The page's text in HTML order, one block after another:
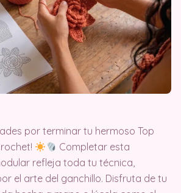
por terminar tu hermoso Top
Completar esta
refleja toda tu técnica,
el arte del ganchillo. Disfruta de tu